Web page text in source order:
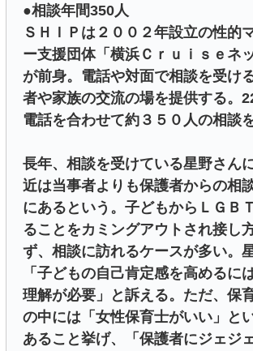
●相談年間350人
ＳＨＩＰは２００２年設立の性的
ー支援団体「横浜Ｃｒｕｉｓｅネ
が前身。電話や対面で相談を受け
者や家族の交流の場を提供する。
電話を合わせて約３５０人の相談
長年、相談を受けている星野さん
近は当事者よりも保護者からの相
にあるという。子どもからＬＧＢ
ることをカミングアウトされ接し
ず、相談に訪れるケースが多い。
「子どもの自己肯定感を高めるに
理解が必要」と訴える。ただ、保
の中には「女性保育士がいい」と
あること挙げ、「保護者にジェジ